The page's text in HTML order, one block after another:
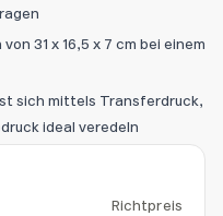
Richtpreis
31 x 16,5 x 7 cm bei einem
sich mittels Transferdruck,
ideal veredeln